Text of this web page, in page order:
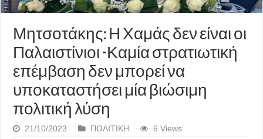
Μητσοτάκης: Η Χαμάς δεν είναι οι
Παλαιστίνιοι -Καμία στρατιωτική
επέμβαση δεν μπορεί να
υποκαταστήσει μία βιώσιμη
πολιτική λύση
21/10/2023 ΠΟΛΙΤΙΚΗ 6 Views